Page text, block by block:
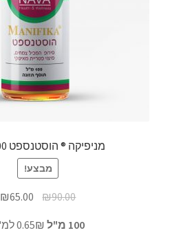
מניפיקה ® הוסטנספט 100 מ"ל
מבצע!
₪90.00
₪65.00
100 מ"ל